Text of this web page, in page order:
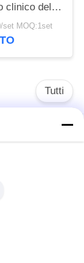
clinico della
e della
set MOQ:1set
Tutti
medica